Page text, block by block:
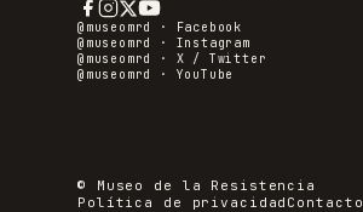
@museomrd ·
Facebook
@museomrd · Instagram
@museomrd · X / Twitter
@museomrd · YouTube
© Museo de la Resistencia
Política de privacidad Contacto